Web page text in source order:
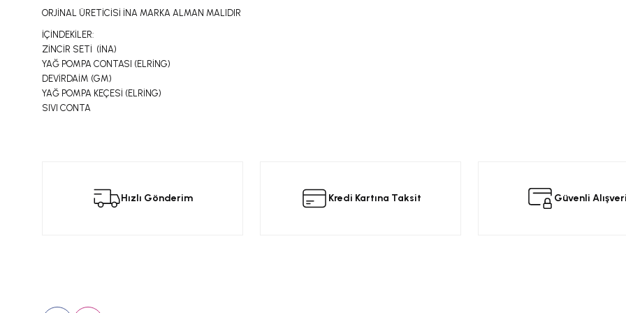
ORJİNAL ÜRETİCİSİ İNA MARKA ALMAN MALIDIR
İÇİNDEKİLER:
ZİNCİR SETİ (İNA)
YAĞ POMPA CONTASI (ELRİNG)
DEVİRDAİM (GM)
YAĞ POMPA KEÇESİ (ELRİNG)
SIVI CONTA
Ürün resmi kalitesiz, bozuk veya görüntülenemiyor.
Hızlı Gönderim Kredi Kartına Taksit Güvenli